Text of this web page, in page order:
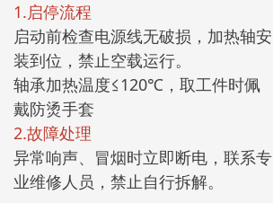
1.‌启停流程
启动前检查电源线无破损，加热轴安
装到位，禁止空载运行。
轴承加热温度≤120℃，取工件时佩
戴防烫手套
2.‌故障处理
异常响声、冒烟时立即断电，联系专
业维修人员，禁止自行拆解。